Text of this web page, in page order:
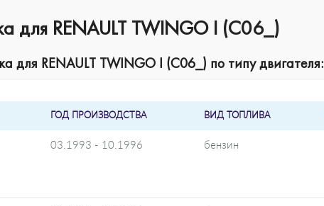
для RENAULT TWINGO I (C06_)
RENAULT TWINGO I (C06_) по типу двигателя:
ГОД ПРОИЗВОДСТВА ВИД ТОПЛИВА
03.1993 - 10.1996 бензин